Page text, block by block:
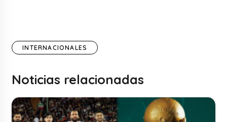
INTERNACIONALES
Noticias relacionadas